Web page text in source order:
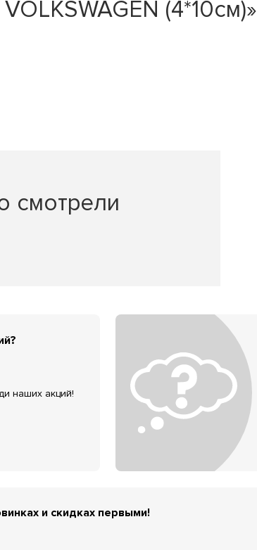
(4*10см)»
смотрели
наших акций!
и скидках первыми!